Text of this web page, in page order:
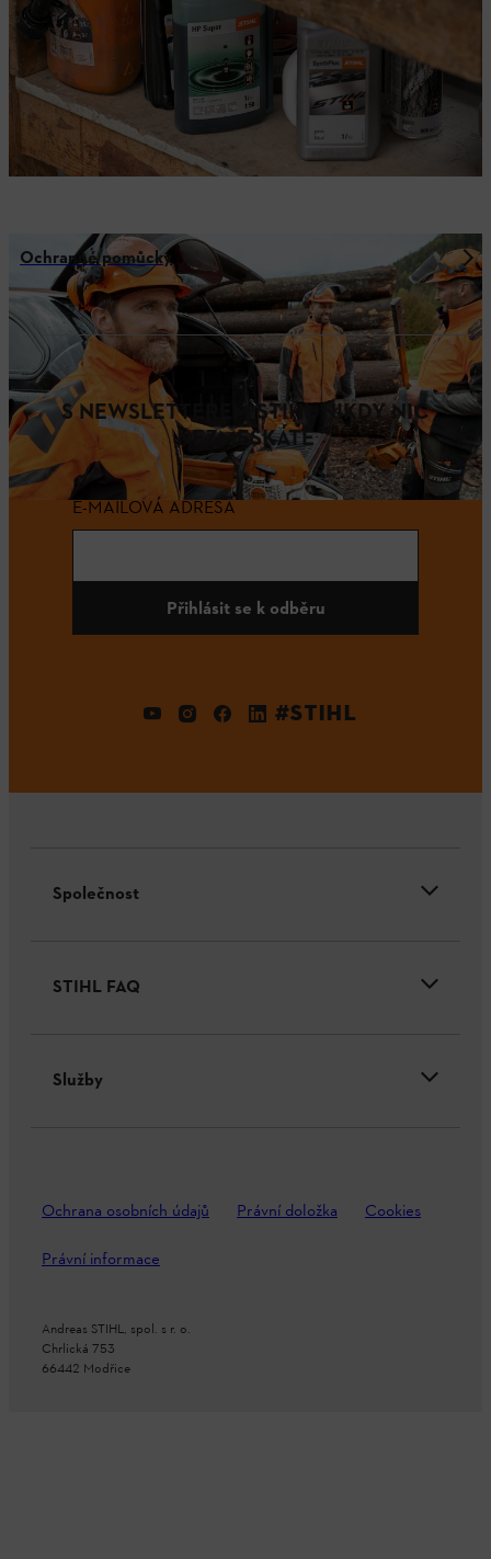
Ochranné pomůcky
S NEWSLETTEREM STIHL NIKDY NIC
NEZMEŠKÁTE
E-MAILOVÁ ADRESA
Přihlásit se k odběru
#STIHL
Společnost
STIHL FAQ
Služby
Ochrana osobních údajů Právní doložka Cookies
Právní informace
Andreas STIHL, spol. s r. o.
Chrlická 753
66442 Modřice